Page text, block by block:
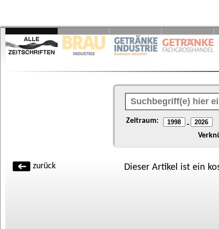
Zeitraum: -
zurück Dieser Artikel ist ein